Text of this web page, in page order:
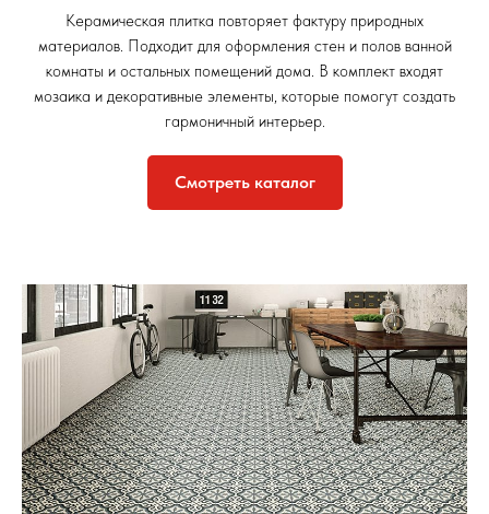
Керамическая плитка повторяет фактуру природных
материалов. Подходит для оформления стен и полов ванной
комнаты и остальных помещений дома. В комплект входят
мозаика и декоративные элементы, которые помогут создать
гармоничный интерьер.
Смотреть каталог